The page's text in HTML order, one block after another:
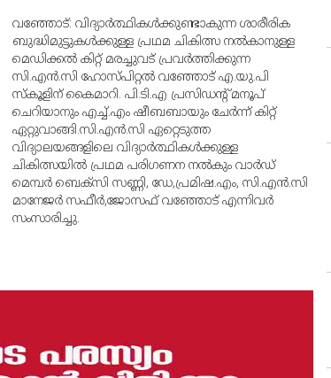
വഞ്ഞോട്: വിദ്യാര്‍ത്ഥികള്‍ക്കുണ്ടാകുന്ന ശാരീരിക
ബുദ്ധിമുട്ടുകള്‍ക്കുള്ള പ്രഥമ ചികിത്സ നല്‍കാനുള്ള
മെഡിക്കല്‍ കിറ്റ് മരച്ചുവട് പ്രവര്‍ത്തിക്കുന്ന
സി.എന്‍.സി ഹോസ്പിറ്റല്‍ വഞ്ഞോട് എ.യു.പി
സ്‌കൂളിന് കൈമാറി. പി.ടി.എ പ്രസിഡന്റ് മനൂപ്
ചെറിയാനും എച്ച്.എം ഷീബബായും ചേര്‍ന്ന് കിറ്റ്
ഏറ്റുവാങ്ങി.സി.എന്‍.സി ഏറ്റെടുത്ത
വിദ്യാലയങ്ങളിലെ വിദ്യാര്‍ത്ഥികള്‍ക്കുള്ള
ചികിത്സയില്‍ പ്രഥമ പരിഗണന നല്‍കും വാര്‍ഡ്
മെമ്പര്‍ ബെക്‌സി സണ്ണി, ഡേ,പ്രമിഷ.എം, സി.എന്‍.സി
മാനേജര്‍ സഫീര്‍,ജോസഫ് വഞ്ഞോട് എന്നിവര്‍
സംസാരിച്ചു.